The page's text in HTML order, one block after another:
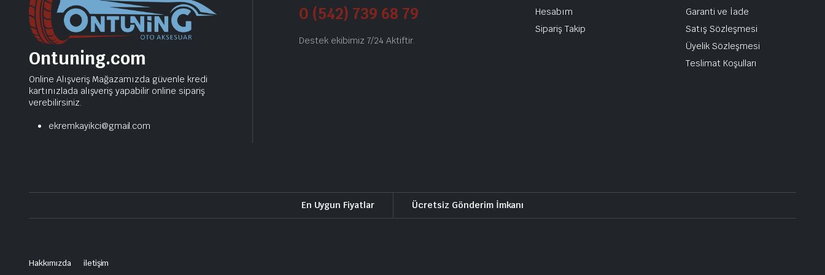
Ontuning.com
Online Alışveriş Mağazamızda güvenle kredi
kartınızlada alışveriş yapabilir online sipariş
verebilirsiniz.
ekremkayikci@gmail.com
0 (542) 739 68 79
Destek ekibimiz 7/24 Aktiftir.
Hesabım
Sipariş Takip
Garanti ve İade
Satış Sözleşmesi
Üyelik Sözleşmesi
Teslimat Koşulları
En Uygun Fiyatlar Ücretsiz Gönderim İmkanı
Hakkımızda iletişim